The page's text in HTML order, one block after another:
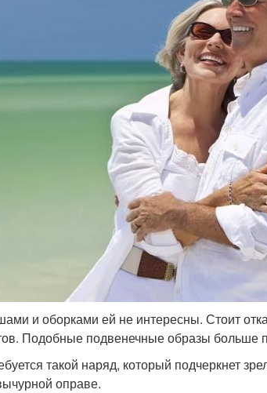
и оборками ей не интересны. Стоит
Подобные подвенечные образы
такой наряд, который подчеркнет
оправе.